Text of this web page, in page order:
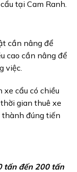
tại Cam Ranh.
cần nâng để
cao cần nâng để
việc.
xe cẩu có chiều
gian thuê xe
thành đúng tiến
tấn đến 200 tấn